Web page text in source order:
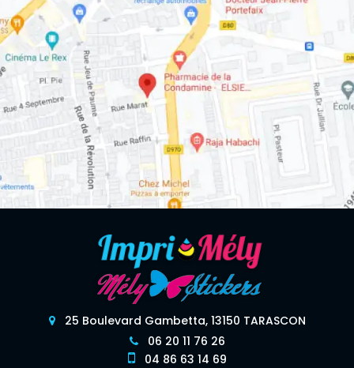
25 Boulevard Gambetta, 13150 TARASCON
06 20 11 76 26
04 86 63 14 69